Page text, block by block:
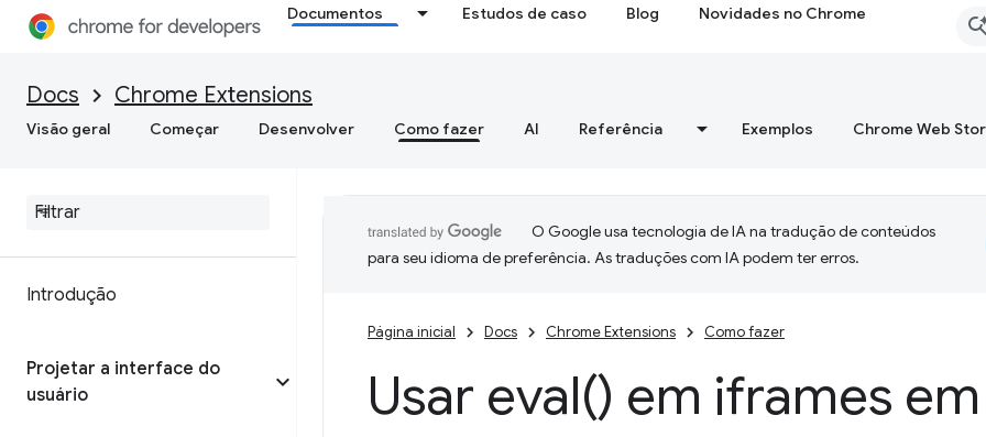
Documentos Estudos de caso Blog Novidades no Chrome
Docs Chrome Extensions
Visão geral Começar Desenvolver Como fazer AI Referência Exemplos Chrome Web
Introdução
Projetar a interface do
usuário
O Google usa tecnologia de IA na tradução de conteúdos
para seu idioma de preferência. As traduções com IA podem ter erros.
Página inicial Docs Chrome Extensions Como fazer
Usar eval() em iframes